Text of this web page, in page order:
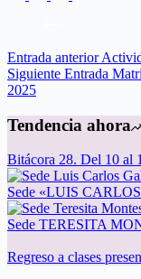
Entrada anterior
Siguiente Entrada
2025
Tendencia ahora
Bitácora 28. Del 10 al
Sede «LUIS
Sede TERESITA
Regreso a clases